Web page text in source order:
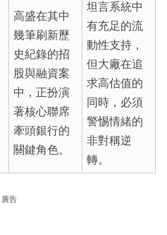
高盛在其中
幾筆刷新歷
史紀錄的招
股與融資案
中，正扮演
著核心聯席
牽頭銀行的
關鍵角色。
坦言系統中
有充足的流
動性支持，
但大廠在追
求高估值的
同時，必須
警惕情緒的
非對稱逆
轉。
廣告